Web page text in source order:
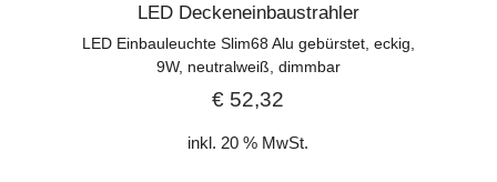
LED Deckeneinbaustrahler
LED Einbauleuchte Slim68 Alu gebürstet, eckig,
9W, neutralweiß, dimmbar
€ 52,32
inkl. 20 % MwSt.